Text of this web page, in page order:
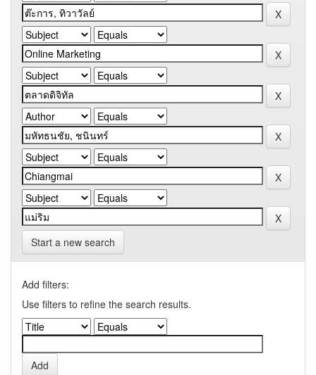
Start a new search
Add filters:
Use filters to refine the search results.